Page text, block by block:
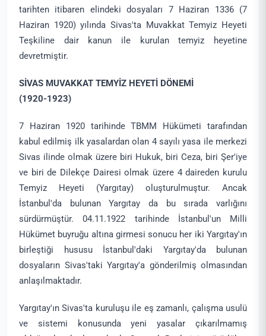
tarihten itibaren elindeki dosyaları 7 Haziran 1336 (7
Haziran 1920) yılında Sivas'ta Muvakkat Temyiz Heyeti
Teşkiline dair kanun ile kurulan temyiz heyetine
devretmiştir.
SİVAS MUVAKKAT TEMYİZ HEYETİ DÖNEMİ
(1920-1923)
7 Haziran 1920 tarihinde TBMM Hükümeti tarafından
kabul edilmiş ilk yasalardan olan 4 sayılı yasa ile merkezi
Sivas ilinde olmak üzere biri Hukuk, biri Ceza, biri Şer'iye
ve biri de Dilekçe Dairesi olmak üzere 4 daireden kurulu
Temyiz Heyeti (Yargıtay) oluşturulmuştur. Ancak
İstanbul'da bulunan Yargıtay da bu sırada varlığını
sürdürmüştür. 04.11.1922 tarihinde İstanbul'un Milli
Hükümet buyruğu altına girmesi sonucu her iki Yargıtay'ın
birleştiği hususu İstanbul'daki Yargıtay'da bulunan
dosyaların Sivas'taki Yargıtay'a gönderilmiş olmasından
anlaşılmaktadır.
Yargıtay'ın Sivas'ta kuruluşu ile eş zamanlı, çalışma usulü
ve sistemi konusunda yeni yasalar çıkarılmamış